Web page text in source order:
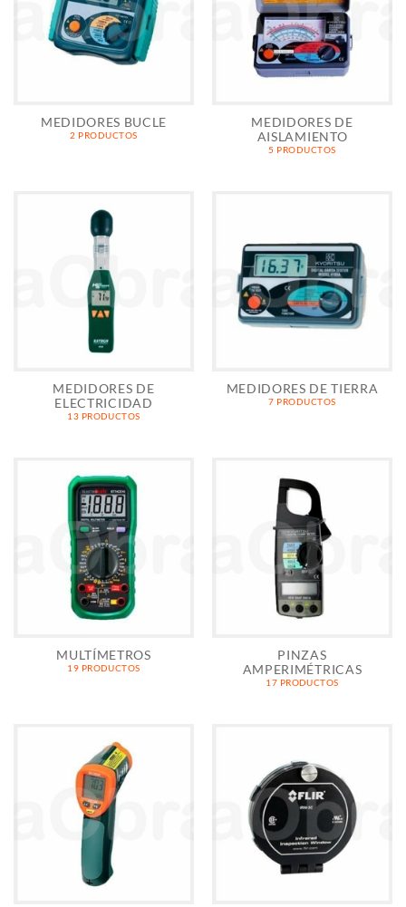
MEDIDORES BUCLE
2 PRODUCTOS
MEDIDORES DE
AISLAMIENTO
5 PRODUCTOS
MEDIDORES DE
ELECTRICIDAD
13 PRODUCTOS
MEDIDORES DE TIERRA
7 PRODUCTOS
MULTÍMETROS
19 PRODUCTOS
PINZAS
AMPERIMÉTRICAS
17 PRODUCTOS